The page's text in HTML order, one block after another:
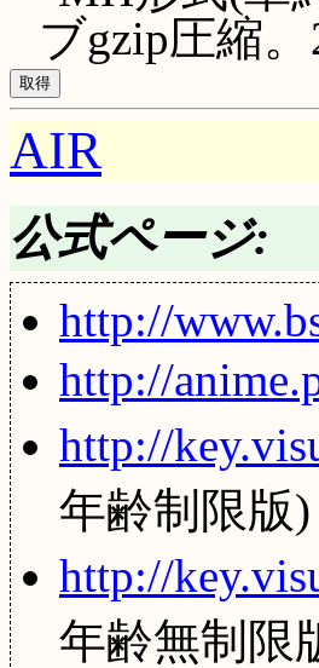
ブgzip圧縮
AIR
公式ページ:
http://
http://
http://
年齢制限版)
http://
年齢無制限